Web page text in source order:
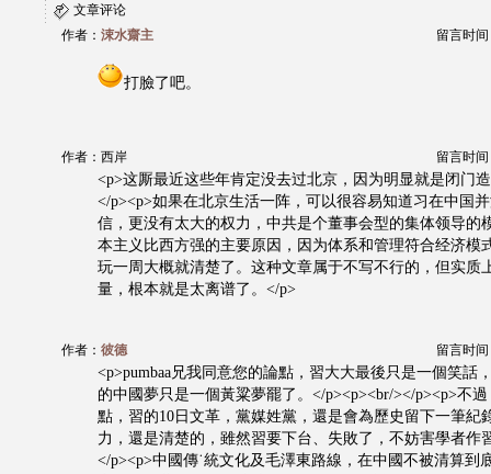
文章评论
作者： 涑水齋主 留言时间
打臉了吧。
作者：西岸 留言时间
<p>这厮最近这些年肯定没去过北京，因为明显就是闭门
</p><p>如果在北京生活一阵，可以很容易知道习在中国
信，更没有太大的权力，中共是个董事会型的集体领导的
本主义比西方强的主要原因，因为体系和管理符合经济模
玩一周大概就清楚了。这种文章属于不写不行的，但实质
量，根本就是太离谱了。</p>
作者： 彼德 留言时间
<p>pumbaa兄我同意您的論點，習大大最後只是一個笑話
的中國夢只是一個黃粱夢罷了。</p><p><br/></p><p>不
點，習的10日文革，黨媒姓黨，還是會為歷史留下一筆紀
力，還是清楚的，雖然習要下台、失敗了，不妨害學者作
</p><p>中國傳˙統文化及毛澤東路線，在中國不被清算到